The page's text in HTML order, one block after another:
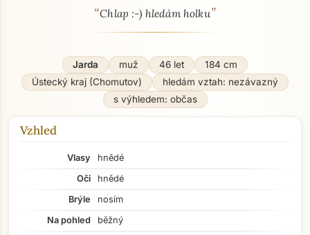
O mně - seznamka profil
“Chlap :-) hledám holku”
Jarda muž 46 let
184 cm
Ústecký kraj (Chomutov)
hledám vztah: nezávazný
s výhledem: občas
Vzhled
Vlasy
hnědé
Oči
hnědé
Brýle
nosím
Na pohled
běžný